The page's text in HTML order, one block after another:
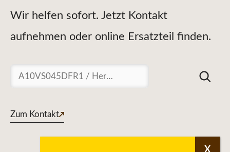
Wir helfen sofort. Jetzt Kontakt
aufnehmen oder online Ersatzteil finden.
Suchen
Zum Kontakt